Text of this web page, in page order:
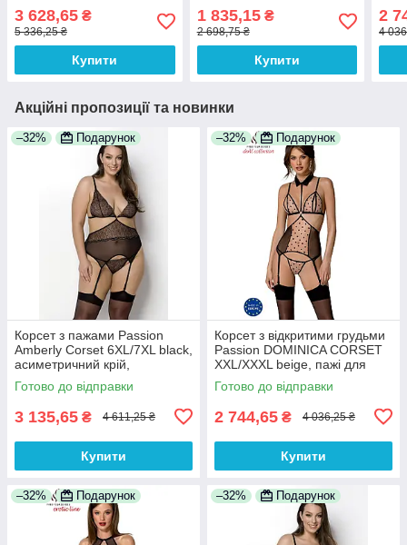
пажами
3 628,65 ₴
5 336,25 ₴
Купити
Анонімності
1 835,15₴
2 698,75 ₴
Купити
2
4
Акційні пропозиції та новинки
–32% Подарунок
Корсет з пажами Passion
Amberly Corset 6XL/7XL black,
асиметричний крій,
мережива, стринги
Готово до відправки
3 135,65 ₴ 4 611,25 ₴
Купити
–32% Подарунок
Корсет з відкритими грудьми
Passion DOMINICA CORSET
XXL/XXXL beige, пажі для
панчіх, стрінги
Готово до відправки
2 744,65 ₴ 4 036,25 ₴
Купити
–32% Подарунок –32% Подарунок